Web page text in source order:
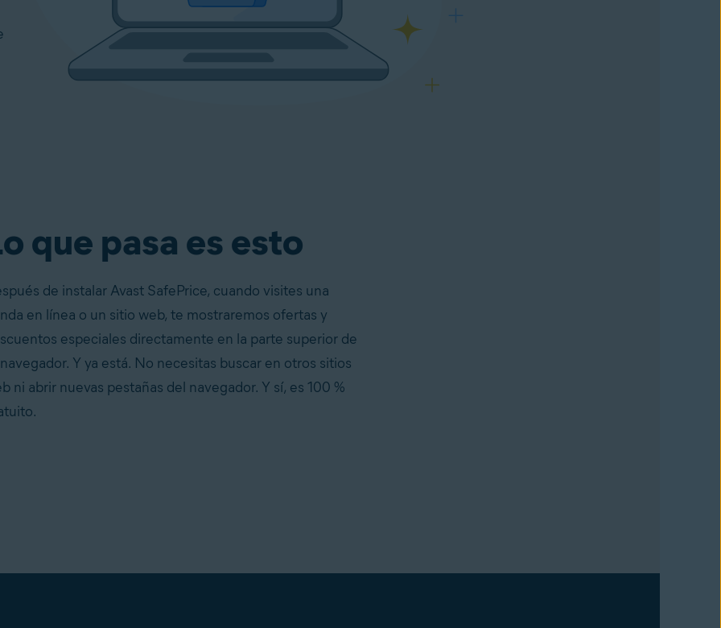
que pasa es esto
de instalar Avast SafePrice, cuando visites una
en línea o un sitio web, te mostraremos ofertas y
especiales directamente en la parte superior de
Y ya está. No necesitas buscar en otros sitios
ni abrir nuevas pestañas del navegador. Y sí, es 100 %